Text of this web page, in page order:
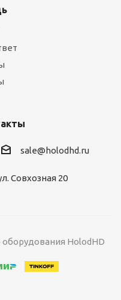
sale@holodhd.ru
Совхозная 20
HolodHD